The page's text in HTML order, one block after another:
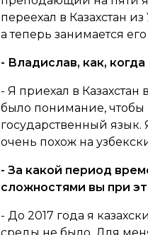
переехал в Казахстан
а теперь занимается
- Владислав, как,
- Я приехал в Казахстан
было понимание, чтобы
государственный язык.
очень похож на
- За какой период
сложностями вы при
- До 2017 года я